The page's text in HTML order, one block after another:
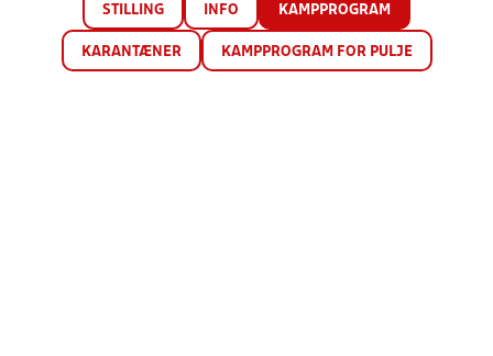
STILLING INFO KAMPPROGRAM
KARANTÆNER KAMPPROGRAM FOR PULJE